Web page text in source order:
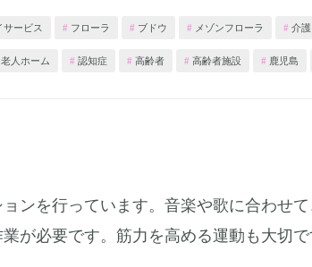
サービス フローラ ブドウ メゾンフローラ 介護
老人ホーム 認知症 高齢者 高齢者施設 鹿児島
ンを行っています。音楽や歌に合わせて
が必要です。筋力を高める運動も大切